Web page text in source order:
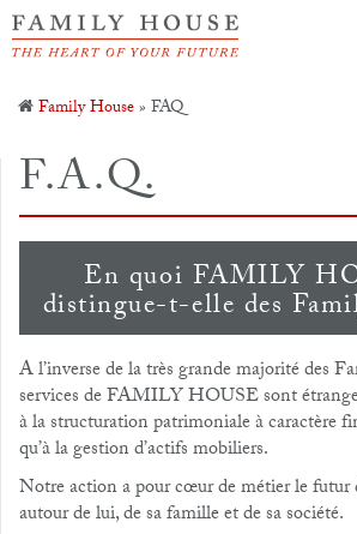
Family House» FAQ
F.A.Q.
En quoi FAMILY
distingue-t-elle des
A l’inverse de la très grande majorité des
services de FAMILY HOUSE sont
à la structuration patrimoniale à caractère
qu’à la gestion d’actifs mobiliers.
Notre action a pour cœur de métier le futur
autour de lui, de sa famille et de sa société.